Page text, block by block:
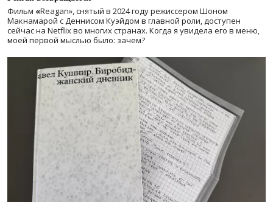
Фильм «Reagan», снятый в 2024 годурежиссером Шоном
Макнамарой с Деннисом Куэйдом в главной роли, доступен
сейчас на Netflix во многих странах. Когда я увидела его в меню,
моей первой мыслью было: зачем?